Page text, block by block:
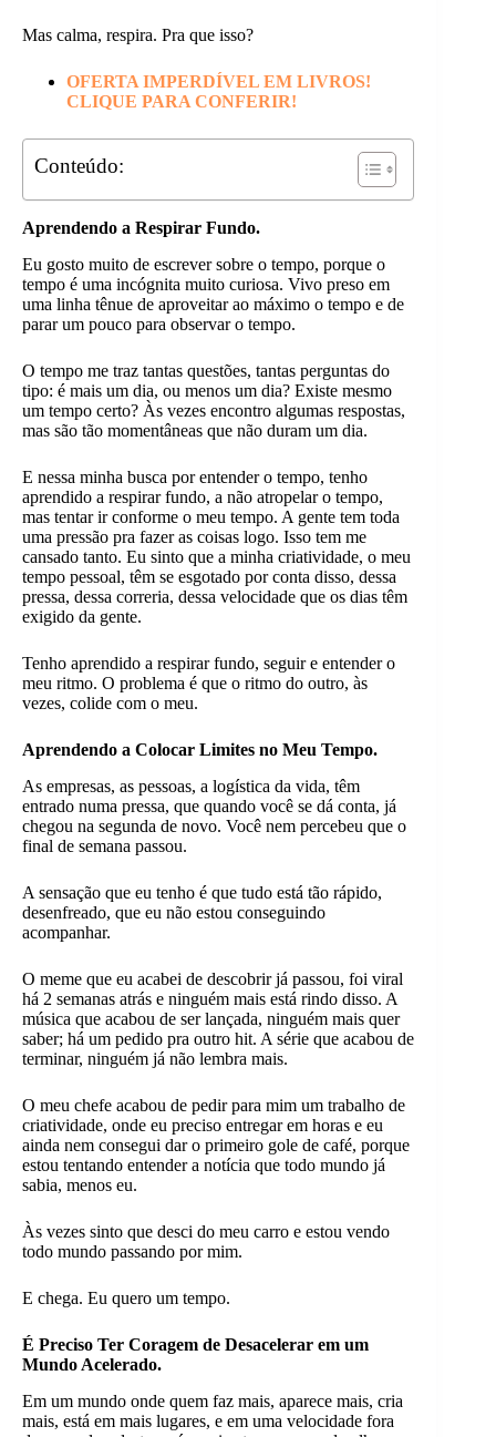
Mas calma, respira. Pra que isso?
OFERTA IMPERDÍVEL EM LIVROS!
CLIQUE PARA CONFERIR!
Conteúdo:
Aprendendo a Respirar Fundo.
Eu gosto muito de escrever sobre o tempo, porque o
tempo é uma incógnita muito curiosa. Vivo preso em
uma linha tênue de aproveitar ao máximo o tempo e de
parar um pouco para observar o tempo.
O tempo me traz tantas questões, tantas perguntas do
tipo: é mais um dia, ou menos um dia? Existe mesmo
um tempo certo? Às vezes encontro algumas respostas,
mas são tão momentâneas que não duram um dia.
E nessa minha busca por entender o tempo, tenho
aprendido a respirar fundo, a não atropelar o tempo,
mas tentar ir conforme o meu tempo. A gente tem toda
uma pressão pra fazer as coisas logo. Isso tem me
cansado tanto. Eu sinto que a minha criatividade, o meu
tempo pessoal, têm se esgotado por conta disso, dessa
pressa, dessa correria, dessa velocidade que os dias têm
exigido da gente.
Tenho aprendido a respirar fundo, seguir e entender o
meu ritmo. O problema é que o ritmo do outro, às
vezes, colide com o meu.
Aprendendo a Colocar Limites no Meu Tempo.
As empresas, as pessoas, a logística da vida, têm
entrado numa pressa, que quando você se dá conta, já
chegou na segunda de novo. Você nem percebeu que o
final de semana passou.
A sensação que eu tenho é que tudo está tão rápido,
desenfreado, que eu não estou conseguindo
acompanhar.
O meme que eu acabei de descobrir já passou, foi viral
há 2 semanas atrás e ninguém mais está rindo disso. A
música que acabou de ser lançada, ninguém mais quer
saber; há um pedido pra outro hit. A série que acabou de
terminar, ninguém já não lembra mais.
O meu chefe acabou de pedir para mim um trabalho de
criatividade, onde eu preciso entregar em horas e eu
ainda nem consegui dar o primeiro gole de café, porque
estou tentando entender a notícia que todo mundo já
sabia, menos eu.
Às vezes sinto que desci do meu carro e estou vendo
todo mundo passando por mim.
E chega. Eu quero um tempo.
É Preciso Ter Coragem de Desacelerar em um
Mundo Acelerado.
Em um mundo onde quem faz mais, aparece mais, cria
mais, está em mais lugares, e em uma velocidade fora